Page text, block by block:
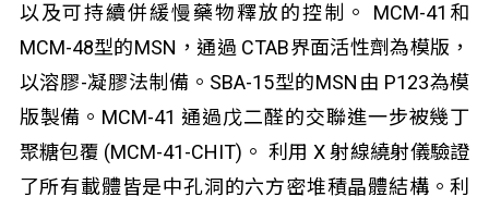
以及可持續併緩慢藥物釋放的控制。 MCM-41和
MCM-48型的MSN，通過 CTAB界面活性劑為模版，
以溶膠-凝膠法制備。SBA-15型的MSN由 P123為模
版製備。MCM-41 通過戊二醛的交聯進一步被幾丁
聚糖包覆 (MCM-41-CHIT)。 利用 X 射線繞射儀驗證
了所有載體皆是中孔洞的六方密堆積晶體結構。利